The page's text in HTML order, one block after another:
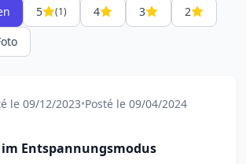
5 (1) 4 3
2
le 09/12/2023•Posté le 09/04/2024
Entspannungsmodus